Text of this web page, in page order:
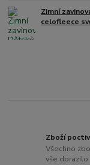
Zimní
celofleece
Zboží
Všechno
vše dorazilo